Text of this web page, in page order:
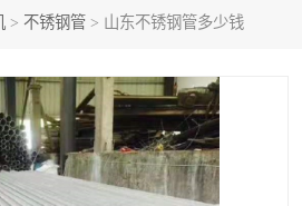
> 不锈钢管 > 山东不锈钢管多少钱
不锈钢加工
不锈钢工业方管
不锈钢法兰
不锈钢槽钢